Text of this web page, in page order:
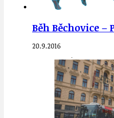
Běh Běchovice –
20.9.2016